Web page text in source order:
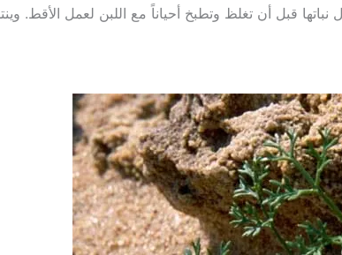
قبل أن تغلظ وتطبخ أحياناً مع اللبن لعمل الأقط.